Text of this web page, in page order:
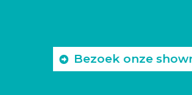
Bezoek onze